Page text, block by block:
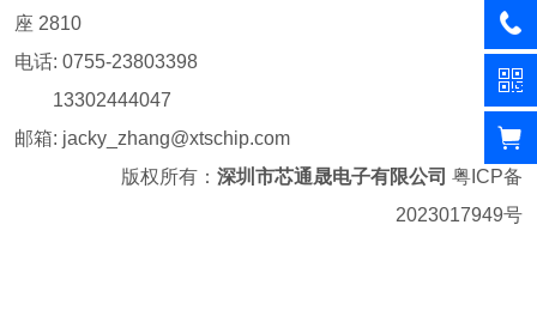
座 2810
电话: 0755-23803398
13302444047
邮箱: jacky_zhang@xtschip.com
版权所有： 深圳市芯通晟电子有限公司 粤ICP备
2023017949号